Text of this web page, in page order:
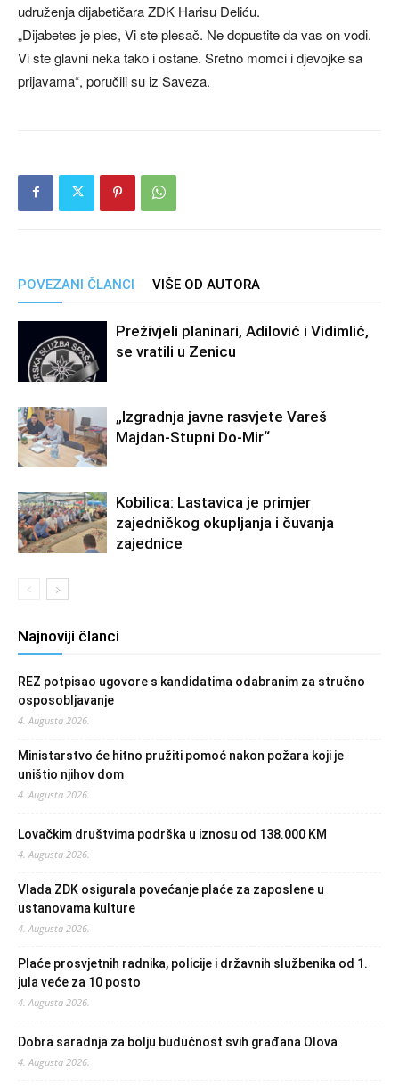
udruženja dijabetičara ZDK Harisu Deliću.
„Dijabetes je ples, Vi ste plesač. Ne dopustite da vas on vodi.
Vi ste glavni neka tako i ostane. Sretno momci i djevojke sa
prijavama“, poručili su iz Saveza.
POVEZANI ČLANCI VIŠE OD AUTORA
Preživjeli planinari, Adilović i Vidimlić,
se vratili u Zenicu
„Izgradnja javne rasvjete Vareš
Majdan-Stupni Do-Mir“
Kobilica: Lastavica je primjer
zajedničkog okupljanja i čuvanja
zajednice
Najnoviji članci
REZ potpisao ugovore s kandidatima odabranim za stručno
osposobljavanje
4. Augusta 2026.
Ministarstvo će hitno pružiti pomoć nakon požara koji je
uništio njihov dom
4. Augusta 2026.
Lovačkim društvima podrška u iznosu od 138.000 KM
4. Augusta 2026.
Vlada ZDK osigurala povećanje plaće za zaposlene u
ustanovama kulture
4. Augusta 2026.
Plaće prosvjetnih radnika, policije i državnih službenika od 1.
jula veće za 10 posto
4. Augusta 2026.
Dobra saradnja za bolju budućnost svih građana Olova
4. Augusta 2026.